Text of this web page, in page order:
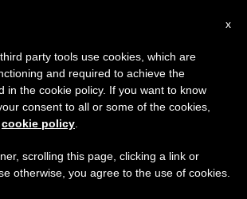
verdadero deporte
mundo más fraterno
×
al 7 de agosto haremos la pausa
que en el periodo de verano
informaciones y también el
x
party tools use cookies, which are
and required to achieve the
in the cookie policy. If you want to know
consent to all or some of the cookies,
cookie policy
scrolling this page, clicking a link or
otherwise, you agree to the use of cookies.